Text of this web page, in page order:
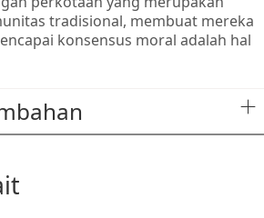
tradisional, membuat mereka
konsensus moral adalah hal